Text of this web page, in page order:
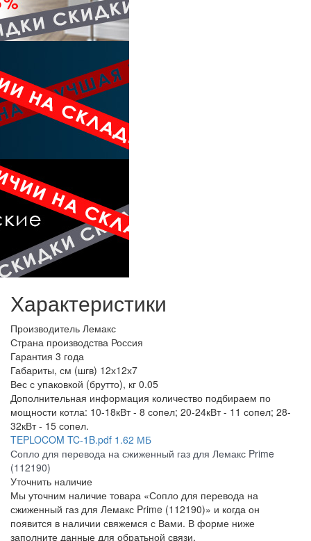
Характеристики
Производитель Лемакс
Страна производства Россия
Гарантия 3 года
Габариты, см (шгв) 12х12х7
Вес с упаковкой (брутто), кг 0.05
Дополнительная информация количество подбираем по
мощности котла: 10-18кВт - 8 сопел; 20-24кВт - 11 сопел; 28-
32кВт - 15 сопел.
TEPLOCOM TC-1B.pdf 1.62 МБ
Сопло для перевода на сжиженный газ для Лемакс Prime
(112190)
Уточнить наличие
Мы уточним наличие товара «Сопло для перевода на
сжиженный газ для Лемакс Prime (112190)» и когда он
появится в наличии свяжемся с Вами. В форме ниже
заполните данные для обратьной связи.